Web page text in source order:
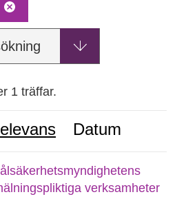
1 träffar.
Datum
verksamheter